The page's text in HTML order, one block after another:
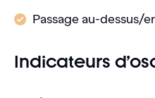
Passage au-dessus/
Indicateurs